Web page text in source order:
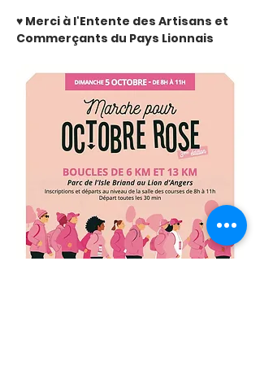
♥️ Merci à l'Entente des Artisans et
Commerçants du Pays Lionnais